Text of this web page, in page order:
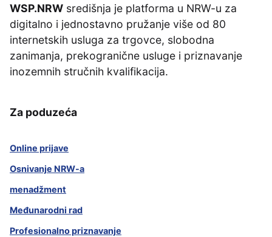
WSP.NRW središnja je platforma u NRW-u za
digitalno i jednostavno pružanje više od 80
internetskih usluga za trgovce, slobodna
zanimanja, prekogranične usluge i priznavanje
inozemnih stručnih kvalifikacija.
Za poduzeća
Online prijave
Osnivanje NRW-a
menadžment
Međunarodni rad
Profesionalno priznavanje